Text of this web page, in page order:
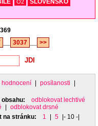
O2
SLOVENSKO
3037 >>
hodnocení posílanosti
obsahu:
odblokovat lechtivé
odblokovat drsné
na stránku: 1 5
|- 10 -|